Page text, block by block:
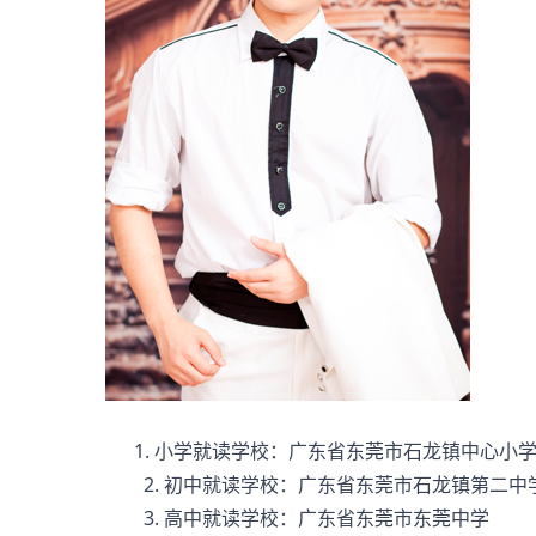
1. 小学就读学校：广东省东莞市石龙镇中心小学
2. 初中就读学校：广东省东莞市石龙镇第二中
3. 高中就读学校：广东省东莞市东莞中学